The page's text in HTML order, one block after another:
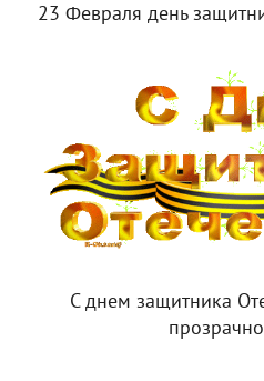
23 Февраля день
С днем защитника